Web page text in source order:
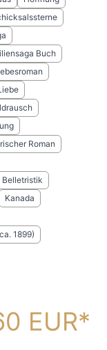
Buch
Roman
Belletristik
Kanada
1899)
EUR